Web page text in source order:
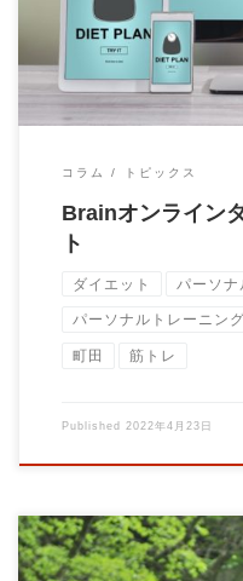
コラム トピックス
Brainオンライン
ト
ダイエット パーソナ
パーソナルトレーニング
町田 筋トレ
Published 2022年4月23日